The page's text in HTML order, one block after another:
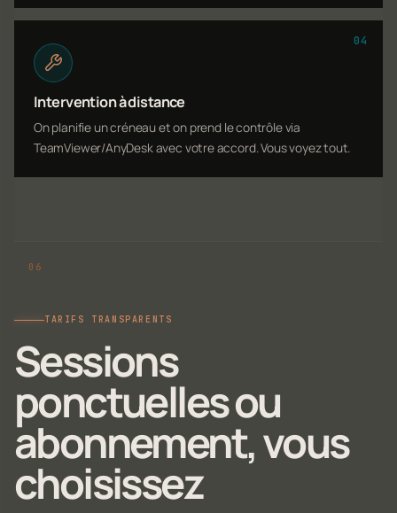
04
Intervention à distance
On planifie un créneau et on prend le contrôle via
TeamViewer/AnyDesk avec votre accord. Vous voyez tout.
TARIFS TRANSPARENTS
Sessions
ponctuelles ou
abonnement, vous
choisissez